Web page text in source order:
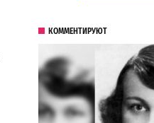
КОММЕНТИРУЮТ